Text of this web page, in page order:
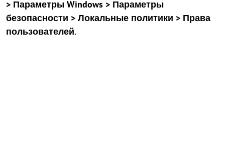
> Параметры Windows > Параметры
безопасности > Локальные политики > Права
пользователей.